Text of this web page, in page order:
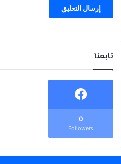
تابعنا
0
Followers